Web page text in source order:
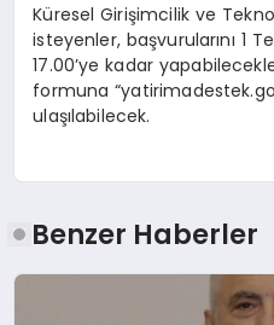
Küresel Girişimcilik ve
isteyenler, başvurularını 1
17.00’ye kadar
formuna
ulaşılabilecek.
Benzer Haberler